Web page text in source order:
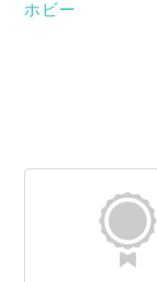
ホビー